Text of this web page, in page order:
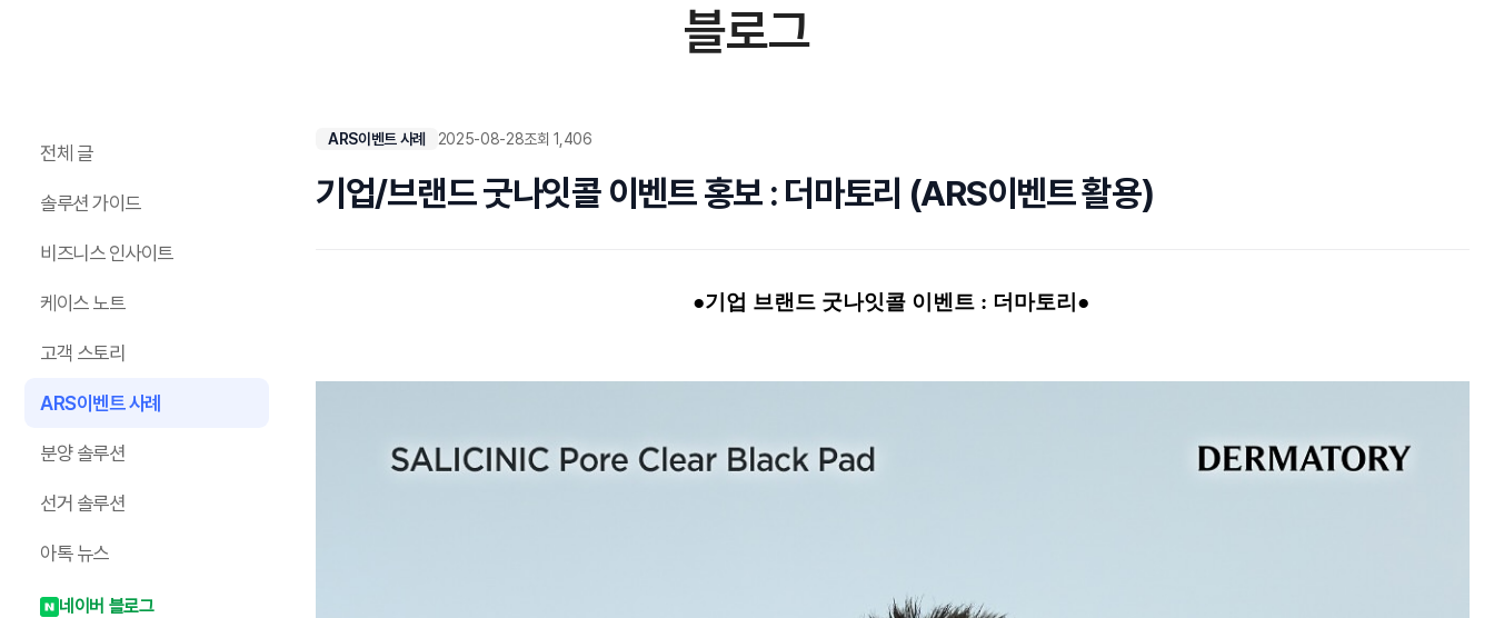
블로그
전체 글
솔루션 가이드
비즈니스 인사이트
케이스 노트
고객 스토리
ARS이벤트 사례
분양 솔루션
선거 솔루션
아톡 뉴스
네이버 블로그
ARS이벤트 사례 2025-08-28조회 1,406
기업/브랜드 굿나잇콜 이벤트 홍보 : 더마토리 (ARS이벤트 활용)
●기업 브랜드 굿나잇콜 이벤트 : 더마토리●